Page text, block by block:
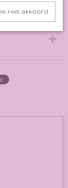
niet akkoord